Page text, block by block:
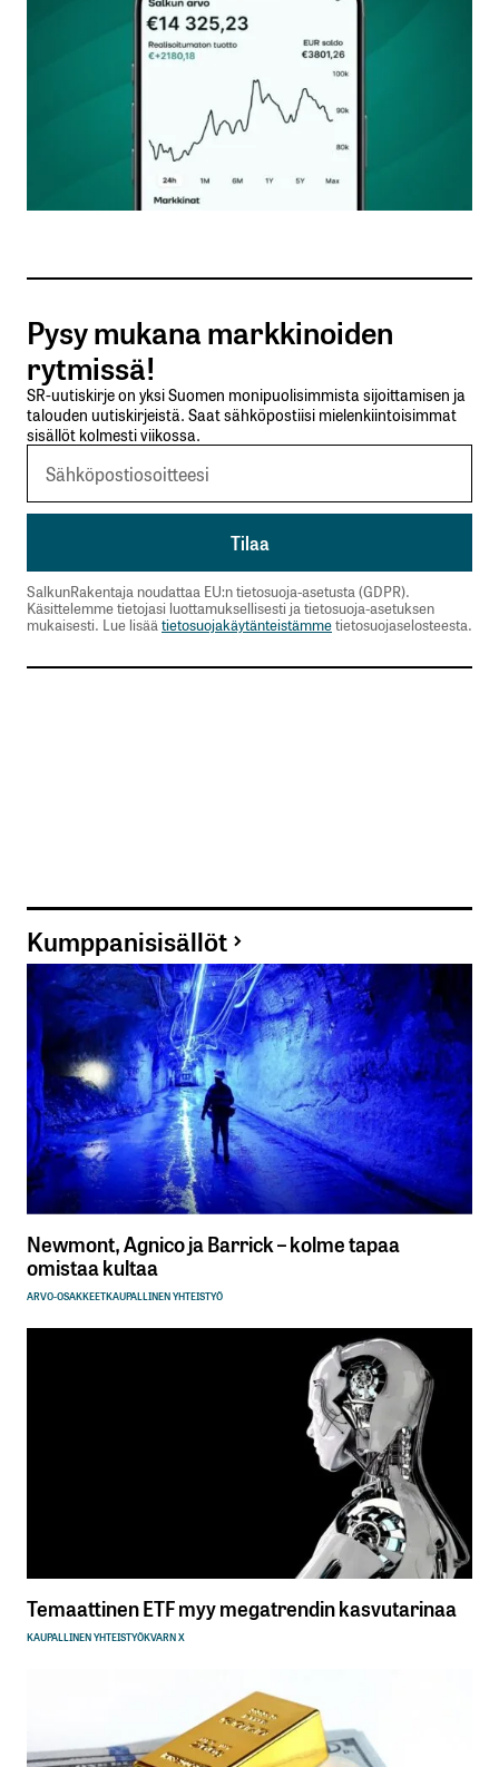
Nimesi tai nimimerkkisi
Sähköpostiosoitteesi
Tilaa SalkunRakentajan uutiskirje
Lähetä kommentti
Pysy mukana markkinoiden
rytmissä!
SR-uutiskirje on yksi Suomen monipuolisimmista sijoittamisen ja
talouden uutiskirjeistä. Saat sähköpostiisi mielenkiintoisimmat
sisällöt kolmesti viikossa.
SalkunRakentaja noudattaa EU:n tietosuoja-asetusta (GDPR).
Käsittelemme tietojasi luottamuksellisesti ja tietosuoja-asetuksen
mukaisesti. Lue lisää tietosuojakäytänteistämmetietosuojaselosteesta.
Kumppanisisällöt
Newmont, Agnico ja Barrick – kolme tapaa
omistaa kultaa
ARVO-OSAKKEETKAUPALLINEN YHTEISTYÖ
Temaattinen ETF myy megatrendin kasvutarinaa
KAUPALLINEN YHTEISTYÖKVARN X